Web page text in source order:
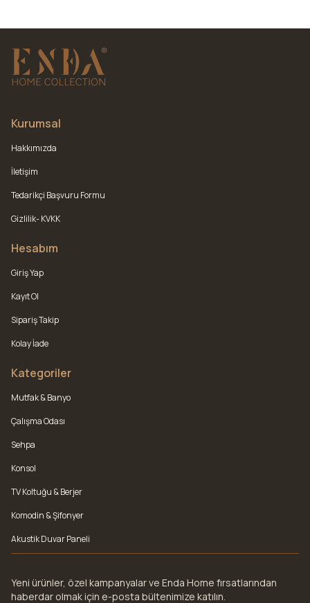
Kurumsal
Hakkımızda
İletişim
Tedarikçi Başvuru Formu
Gizlilik- KVKK
Hesabım
Giriş Yap
Kayıt Ol
Sipariş Takip
Kolay İade
Kategoriler
Mutfak & Banyo
Çalışma Odası
Sehpa
Konsol
TV Koltuğu & Berjer
Komodin & Şifonyer
Akustik Duvar Paneli
Yeni ürünler, özel kampanyalar ve Enda Home fırsatlarından
haberdar olmak için e-posta bültenimize katılın.